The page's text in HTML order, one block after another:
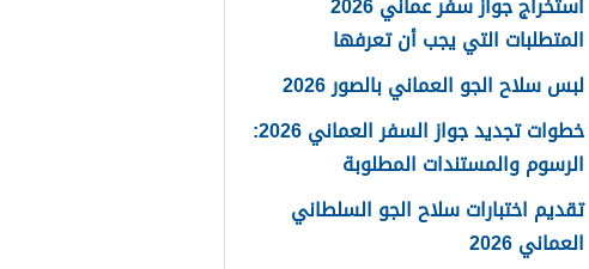
المتطلبات التي يجب أن تعرفها
لبس سلاح الجو العماني بالصور 2026
خطوات تجديد جواز السفر العماني 2026:
الرسوم والمستندات المطلوبة
تقديم اختبارات سلاح الجو السلطاني
العماني 2026